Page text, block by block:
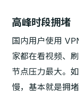
高峰时段拥堵
国内用户使用
家都在看视频、
节点压力最大。
慢，基本就是拥